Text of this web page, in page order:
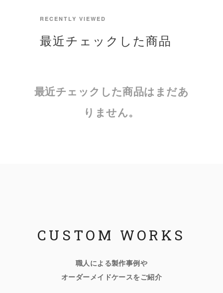
RECENTLY VIEWED
最近チェックした商品
最近チェックした商品はまだあ
りません。
CUSTOM WORKS
職人による製作事例や
オーダーメイドケースをご紹介